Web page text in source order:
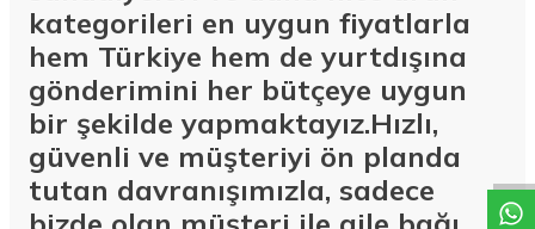
kategorileri en uygun fiyatlarla
hem Türkiye hem de yurtdışına
gönderimini her bütçeye uygun
bir şekilde yapmaktayız.Hızlı,
güvenli ve müşteriyi ön planda
tutan davranışımızla, sadece